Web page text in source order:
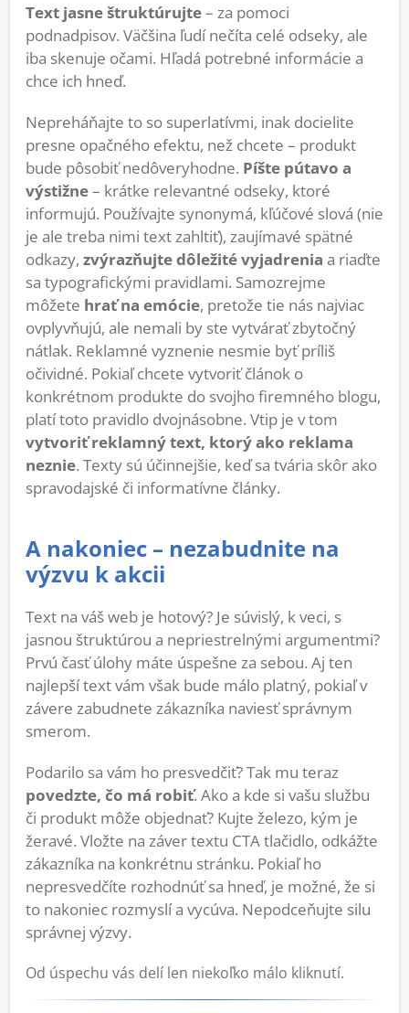
Text jasne štruktúrujte– za pomoci
podnadpisov. Väčšina ľudí nečíta celé odseky, ale
iba skenuje očami. Hľadá potrebné informácie a
chce ich hneď.
Nepreháňajte to so superlatívmi, inak docielite
presne opačného efektu, než chcete – produkt
bude pôsobiť nedôveryhodne. Píšte pútavo a
výstižne– krátke relevantné odseky, ktoré
informujú. Používajte synonymá, kľúčové slová (nie
je ale treba nimi text zahltiť), zaujímavé spätné
odkazy, zvýrazňujte dôležité vyjadrenia a riaďte
sa typografickými pravidlami. Samozrejme
môžete hrať na emócie, pretože tie nás najviac
ovplyvňujú, ale nemali by ste vytvárať zbytočný
nátlak. Reklamné vyznenie nesmie byť príliš
očividné. Pokiaľ chcete vytvoriť článok o
konkrétnom produkte do svojho firemného blogu,
platí toto pravidlo dvojnásobne. Vtip je v tom
vytvoriť reklamný text, ktorý ako reklama
neznie. Texty sú účinnejšie, keď sa tvária skôr ako
spravodajské či informatívne články.
A nakoniec – nezabudnite na
výzvu k akcii
Text na váš web je hotový? Je súvislý, k veci, s
jasnou štruktúrou a nepriestrelnými argumentmi?
Prvú časť úlohy máte úspešne za sebou. Aj ten
najlepší text vám však bude málo platný, pokiaľ v
závere zabudnete zákazníka naviesť správnym
smerom.
Podarilo sa vám ho presvedčiť? Tak mu teraz
povedzte, čo má robiť. Ako a kde si vašu službu
či produkt môže objednať? Kujte železo, kým je
žeravé. Vložte na záver textu CTA tlačidlo, odkážte
zákazníka na konkrétnu stránku. Pokiaľ ho
nepresvedčíte rozhodnúť sa hneď, je možné, že si
to nakoniec rozmyslí a vycúva. Nepodceňujte silu
správnej výzvy.
Od úspechu vás delí len niekoľko málo kliknutí.